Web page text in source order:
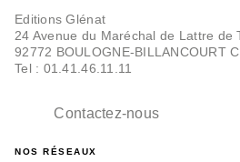
Editions Glénat
24 Avenue du Maréchal de Lattre de
92772 BOULOGNE-BILLANCOURT
Tel : 01.41.46.11.11
Contactez-nous
NOS RÉSEAUX